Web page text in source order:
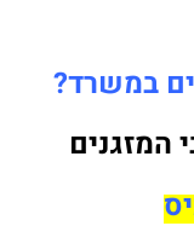
במשרד?
המזגנים